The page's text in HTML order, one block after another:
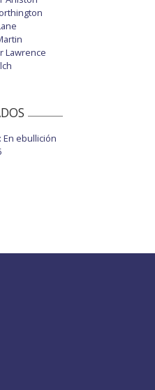
Lawrence
En ebullición